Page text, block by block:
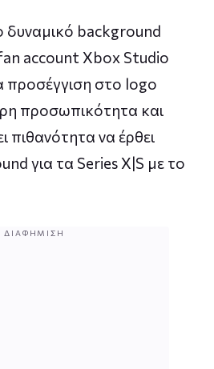
δυναμικό background
account Xbox Studio
προσέγγιση στο logo
προσωπικότητα και
πιθανότητα να έρθει
για τα Series X|S με το
ΔΙΑΦΉΜΙΣΗ